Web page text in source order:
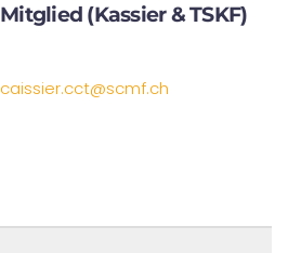
Mitglied (Kassier & TSKF)
caissier.cct@scmf.ch